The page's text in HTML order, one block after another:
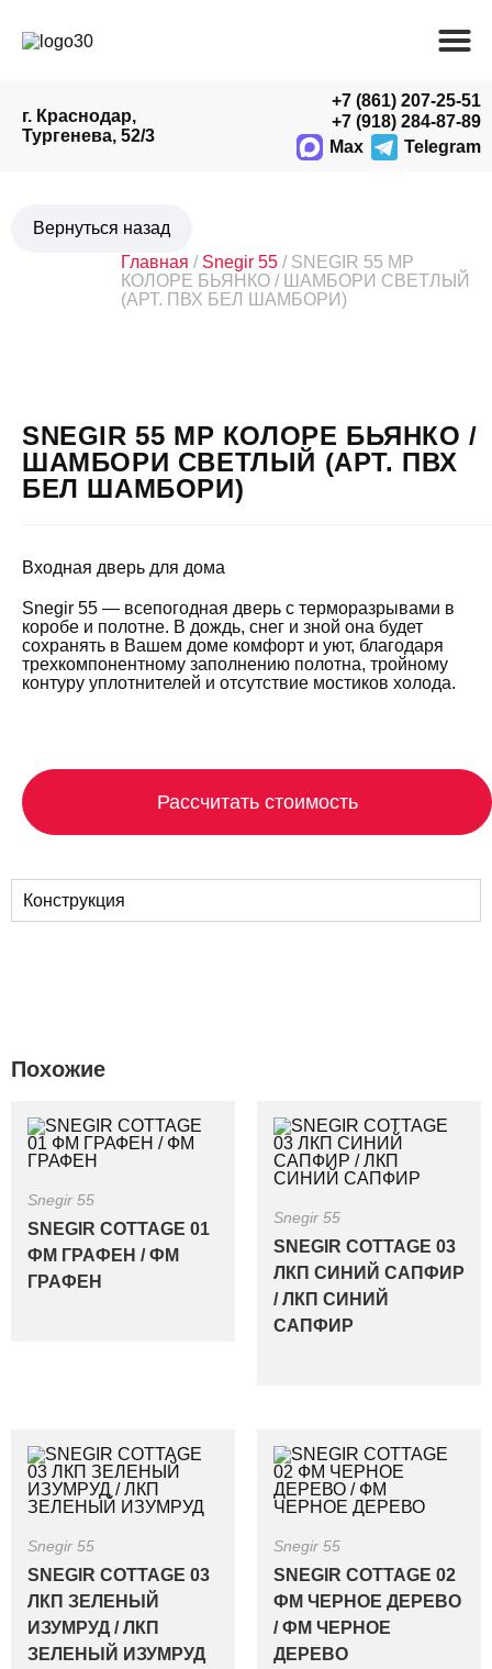
г. Краснодар,
Тургенева, 52/3
+7 (861) 207-25-51
+7 (918) 284-87-89
Max
Telegram
Главная / Snegir 55 / SNEGIR 55 MP
КОЛОРЕ БЬЯНКО / ШАМБОРИ СВЕТЛЫЙ
(АРТ. ПВХ БЕЛ ШАМБОРИ)
SNEGIR 55 MP КОЛОРЕ БЬЯНКО /
ШАМБОРИ СВЕТЛЫЙ (АРТ. ПВХ
БЕЛ ШАМБОРИ)
Входная дверь для дома
Snegir 55 — всепогодная дверь с терморазрывами в
коробе и полотне. В дождь, снег и зной она будет
сохранять в Вашем доме комфорт и уют, благодаря
трехкомпонентному заполнению полотна, тройному
контуру уплотнителей и отсутствие мостиков холода.
Рассчитать стоимость
Конструкция
Похожие
Snegir 55
SNEGIR COTTAGE 01
ФМ ГРАФЕН / ФМ
ГРАФЕН
Snegir 55
SNEGIR COTTAGE 03
ЛКП СИНИЙ САПФИР
/ ЛКП СИНИЙ
САПФИР
Snegir 55
SNEGIR COTTAGE 03
ЛКП ЗЕЛЕНЫЙ
ИЗУМРУД / ЛКП
ЗЕЛЕНЫЙ ИЗУМРУД
Snegir 55
SNEGIR COTTAGE 02
ФМ ЧЕРНОЕ ДЕРЕВО
/ ФМ ЧЕРНОЕ
ДЕРЕВО